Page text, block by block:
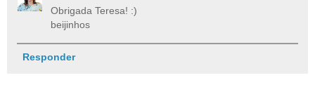
Obrigada Teresa! :)
beijinhos
Responder